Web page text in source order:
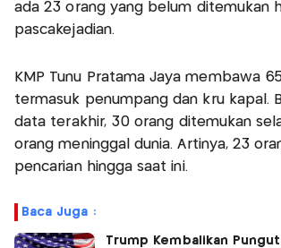
ada 23 orang yang belum ditemukan
pascakejadian.
KMP Tunu Pratama Jaya membawa
termasuk penumpang dan kru kapal.
data terakhir, 30 orang ditemukan
orang meninggal dunia. Artinya, 23
pencarian hingga saat ini.
Baca Juga :
Trump Kembalikan